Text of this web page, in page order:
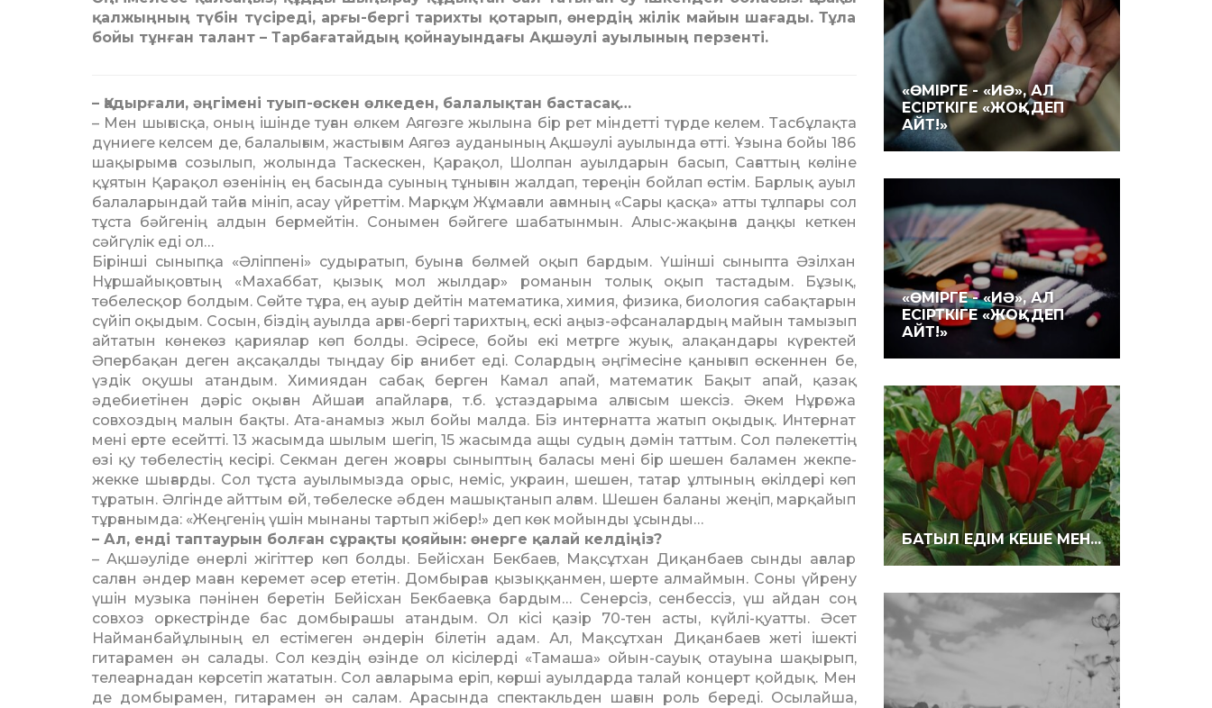
қалжыңның түбін түсіреді, арғы-бергі тарихты қотарып, өнердің жілік майын шағады. Тұла
бойы тұнған талант – Тарбағатайдың қойнауындағы Ақшәулі ауылының перзенті.
– Қадырғали, әңгімені туып-өс­кен өлкеден, балалықтан бастасақ…
– Мен шығысқа, оның ішінде туған өлкем Аягөзге жылына бір рет міндетті түрде келем. Тасбұлақта
дүниеге келсем де, балалығым, жас­тығым Аягөз ауданының Ақшәулі ауылында өтті. Ұзына бойы 186
ша­қы­рымға созылып, жолында Тас­кес­кен, Қарақол, Шолпан ауылдарын ба­сып, Сағаттың көліне
құятын Қара­қол өзенінің ең басында суы­ның тұнығын жалдап, тереңін бой­лап өстім. Барлық ауыл
балаларын­дай тайға мініп, асау үйреттім. Мар­­құм Жұмағали ағамның «Сары қасқа» атты тұлпары сол
тұста бәй­ге­нің алдын бермейтін. Сонымен бәй­геге шабатынмын. Алыс-жақын­ға даңқы кеткен
сәйгүлік еді ол…
Бірінші сыныпқа «Әліппені» судыратып, буынға бөлмей оқып бардым. Үшінші сыныпта Әзілхан
Нұршайықовтың «Махаббат, қызық мол жылдар» романын толық оқып тастадым. Бұзық,
төбелесқор бол­дым. Сөйте тұра, ең ауыр дейтін ма­те­матика, химия, физика, био­ло­гия сабақтарын
сүйіп оқыдым. Со­сын, біздің ауылда арғы-бергі тарих­тың, ескі аңыз-әфсаналардың май­ын тамызып
айтатын көнекөз қариялар көп болды. Әсіресе, бойы екі метрге жуық, алақандары күрек­тей
Әпербақан деген ақсақалды тыңдау бір ғанибет еді. Солардың әңгімесіне қанығып өскеннен бе,
үздік оқушы атандым. Химиядан сабақ берген Камал апай, математик Бақыт апай, қазақ
әдебиетінен дәріс оқыған Айшағи апайларға, т.б. ұстаздарыма алғысым шексіз. Әкем Нұрғожа
совхоздың малын бақты. Ата-анамыз жыл бойы малда. Біз интернатта жатып оқыдық. Интер­нат
мені ерте есейтті. 13 жасымда шы­­лым шегіп, 15 жасымда ащы су­дың дәмін таттым. Сол пәлекеттің
өзі қу төбелестің кесірі. Секман деген жоғары сыныптың баласы мені бір шешен баламен жекпе-
жекке шығарды. Сол тұста ауылы­мызда орыс, неміс, украин, шешен, татар ұлтының өкілдері көп
тұратын. Әлгінде айттым ғой, төбелеске әбден машықтанып алғам. Шешен баланы жеңіп, марқайып
тұрғанымда: «Жеңгенің үшін мынаны тартып жібер!» деп көк мойынды ұсынды…
– Ал, енді таптаурын болған сұ­рақты қояйын: өнерге қалай келдіңіз?
– Ақшәуліде өнерлі жігіттер көп болды. Бейісхан Бекбаев, Мақсұтхан Диқанбаев сынды ағалар
салған әндер маған керемет әсер ететін. Дом­быраға қызыққанмен, шерте алмаймын. Соны үйрену
үшін му­зыка пәнінен беретін Бейісхан Бек­баевқа бардым… Сенерсіз, сенбессіз, үш айдан соң
совхоз оркестрінде бас домбырашы атандым. Ол кісі қазір 70-тен асты, күйлі-қуатты. Әсет
Найманбайұлының ел естімеген әндерін білетін адам. Ал, Мақсұтхан Диқанбаев жеті ішекті
гитарамен ән салады. Сол кездің өзінде ол кі­сі­лерді «Тамаша» ойын-сауық отауына шақырып,
телеарнадан көрсетіп жататын. Сол ағаларыма еріп, көрші ауылдарда талай концерт қойдық. Мен
де домбырамен, гитарамен ән салам. Арасында спектакльден ша­ғын роль береді. Осылайша,
«ӨМІРГЕ - «ИӘ», АЛ
ЕСІРТКІГЕ «ЖОҚ» ДЕП
АЙТ!»
«ӨМІРГЕ - «ИӘ», АЛ
ЕСІРТКІГЕ «ЖОҚ» ДЕП
АЙТ!»
БАТЫЛ ЕДІМ КЕШЕ МЕН...